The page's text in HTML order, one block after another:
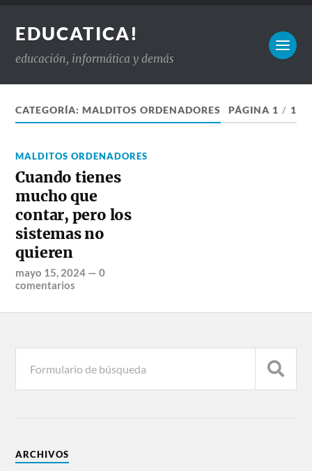
EDUCATICA!
educación, informática y demás
CATEGORÍA:MALDITOS ORDENADORES PÁGINA 1 / 1
MALDITOS ORDENADORES
Cuando tienes
mucho que
contar, pero los
sistemas no
quieren
mayo 15, 2024 —0
comentarios
ARCHIVOS